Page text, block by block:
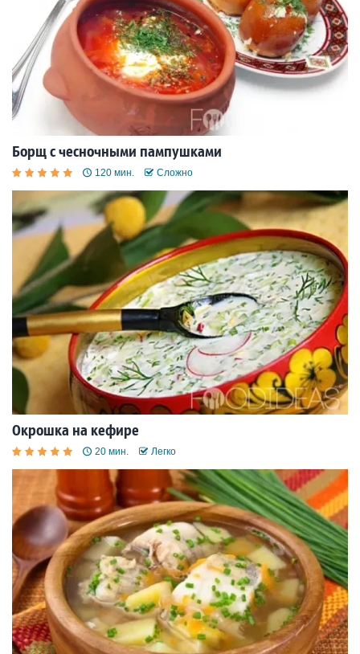
Борщ с чесночными пампушками
120 мин. Сложно
Окрошка на кефире
20 мин. Легко